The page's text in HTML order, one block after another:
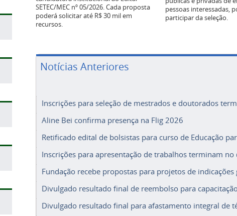
recursos.
Aline Bei confirma presença na Flig 2026
Retificado edital de bolsistas para curso de Educação
Inscrições para apresentação de trabalhos terminam
Fundação recebe propostas para projetos de indicações
Divulgado resultado final de reembolso para
Divulgado resultado final para afastamento integral de
Veja resultado final para Licença Capacitação